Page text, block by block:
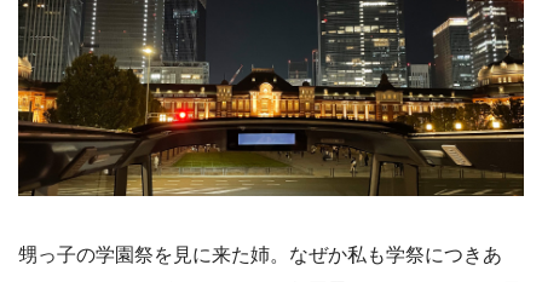
甥っ子の学園祭を見に来た姉。なぜか私も学祭につきあ